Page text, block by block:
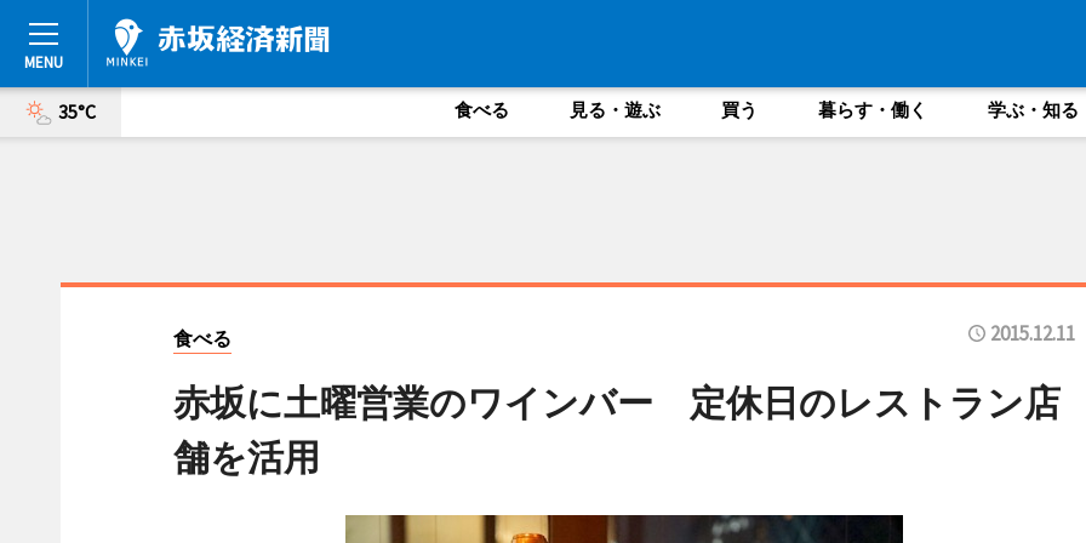
35°C 食べる 見る・遊ぶ 買う 暮らす・働く 学ぶ・知る
食べる 2015.12.11
赤坂に土曜営業のワインバー 定休日のレストラン店
舗を活用